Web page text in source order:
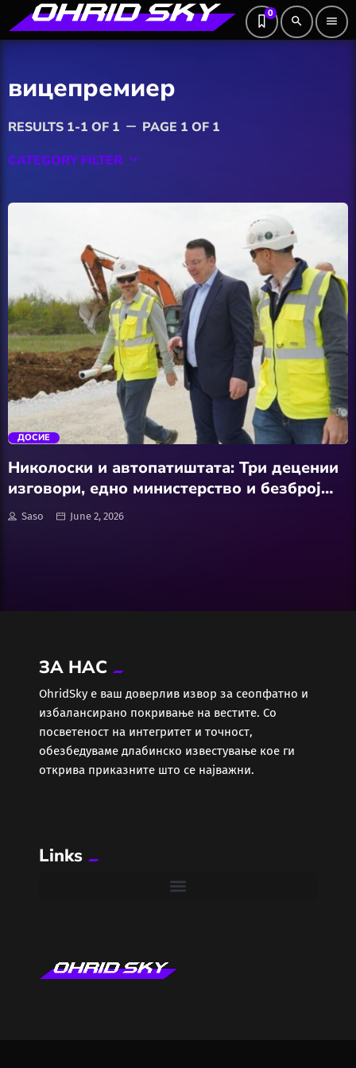
0
search menu
вицепремиер
RESULTS 1-1 OF 1 remove PAGE 1 OF 1
CATEGORY FILTER keyboard_arrow_down
Software
Wellness
АвтоКлуб
Балкан
Еротика
Забава
Здравје
Колумни
Лајфстајл
ДОСИЕ
Николоски и автопатиштата: Три децении
изговори, едно министерство и безброј
ветувања кои чекаат асфалт
Saso June 2, 2026
ЗА НАС
ОhridSky е ваш доверлив извор за сеопфатно и
избалансирано покривање на вестите. Со
посветеност на интегритет и точност,
обезбедуваме длабинско известување кое ги
открива приказните што се најважни.
Links